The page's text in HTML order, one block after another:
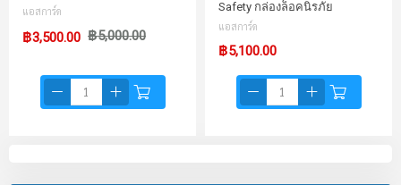
แอสการ์ด
฿3,500.00 ฿5,000.00
Safety กล่องล็อคนิรภัย
แอสการ์ด
฿5,100.00